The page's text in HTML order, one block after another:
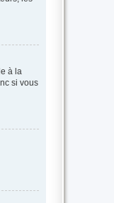
à la
si vous